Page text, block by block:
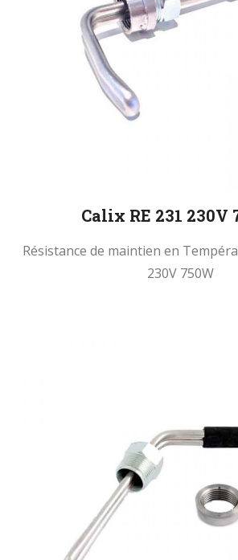
Calix RE 231 230V
Résistance de maintien en
230V 750W